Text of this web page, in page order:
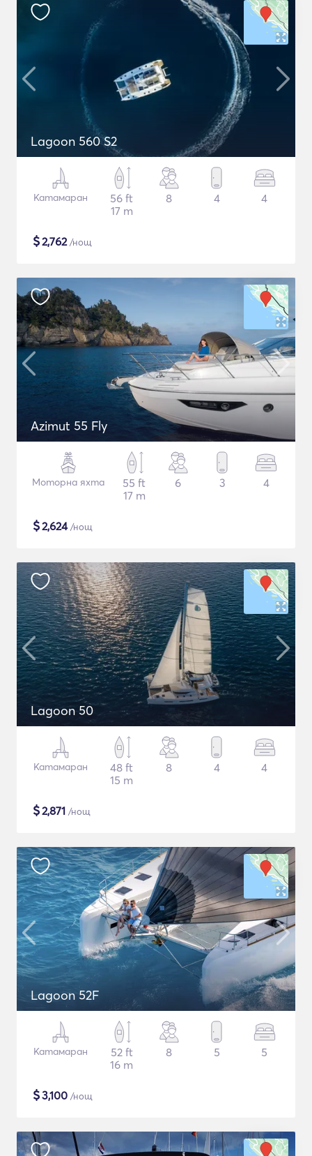
Lagoon 560 S2
Катамаран
56 ft
17 m
8 4 4
$2,762/нощ
Azimut 55 Fly
Моторна яхта
55 ft
17 m
6 3 4
$2,624/нощ
Lagoon 50
Катамаран
48 ft
15 m
8 4 4
$2,871 /нощ
Lagoon 52F
Катамаран
52 ft
16 m
8 5 5
$3,100 /нощ